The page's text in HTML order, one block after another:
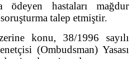
ödeyen hastaları mağdur
talep etmiştir.
konu, 38/1996 sayılı
(Ombudsman) Yasası